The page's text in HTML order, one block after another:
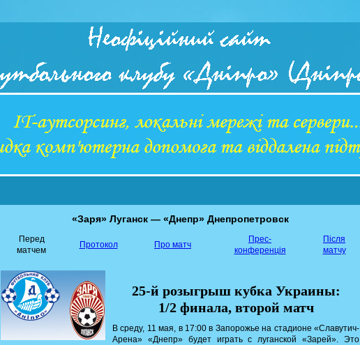
«Заря» Луганск — «Днепр» Днепропетровск
Перед
матчем
Протокол Про матч
Прес-
конференція
Після
матчу
25-й розыгрыш кубка Украины:
1/2 финала, второй матч
В среду, 11 мая, в 17:00 в Запорожье на стадионе «Славутич-
Арена» «Днепр» будет играть с луганской «Зарей». Это